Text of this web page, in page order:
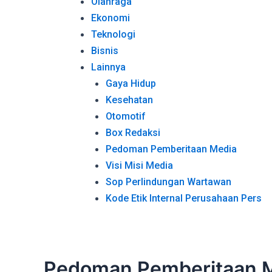
Ekonomi
Teknologi
Bisnis
Lainnya
Gaya Hidup
Kesehatan
Otomotif
Box Redaksi
Pedoman Pemberitaan Media
Visi Misi Media
Sop Perlindungan Wartawan
Kode Etik Internal Perusahaan Pers